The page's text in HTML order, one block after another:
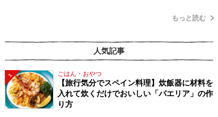
もっと読む
人気記事
1 ごはん・おやつ
【旅行気分でスペイン料理】炊飯器に材料を
入れて炊くだけでおいしい「パエリア」の作
り方